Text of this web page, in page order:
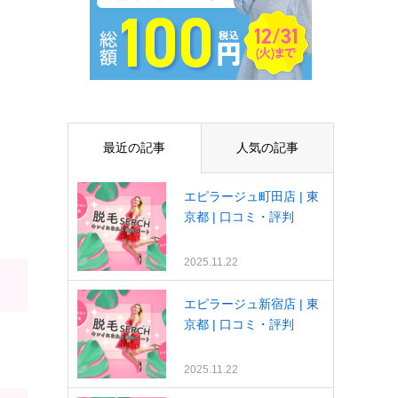
最近の記事 人気の記事
エピラージュ町田店 | 東
京都 | 口コミ・評判
2025.11.22
エピラージュ新宿店 | 東
京都 | 口コミ・評判
2025.11.22